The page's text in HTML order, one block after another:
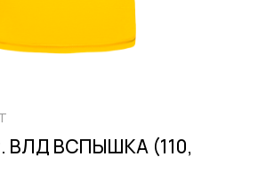
ВЛД ВСПЫШКА (110,